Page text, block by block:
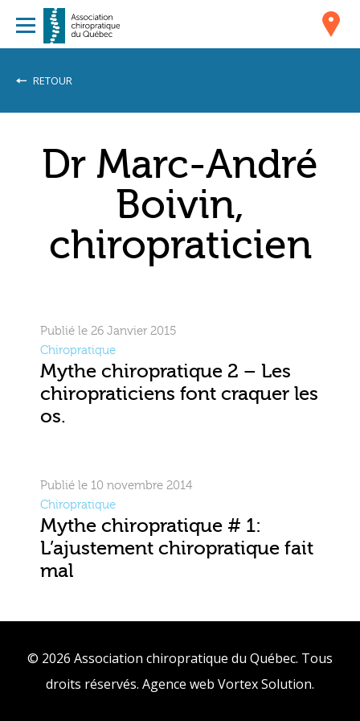
RETOUR
Dr Marc-André
Boivin,
chiropraticien
Publié le 26 Janvier 2015
Chiropratique
Mythe chiropratique 2 – Les
chiropraticiens font craquer les
os.
Publié le 10 novembre 2014
Chiropratique
Mythe chiropratique # 1:
L’ajustement chiropratique fait
mal
© 2026 Association chiropratique du Québec. Tous
droits réservés. Agence web Vortex Solution.